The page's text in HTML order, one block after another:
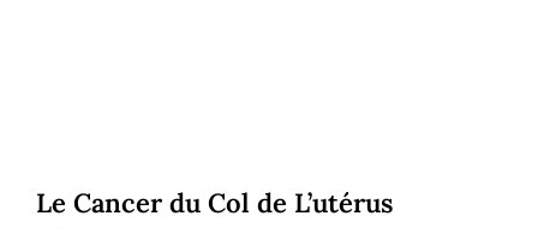
Le Cancer du Col de L’utérus